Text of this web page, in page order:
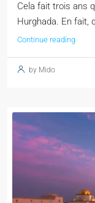
Cela fait trois ans
Hurghada. En fait,
Continue reading
by Mido